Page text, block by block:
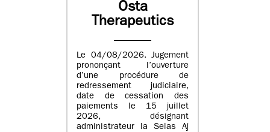
Osta
Therapeutics
Le 04/08/2026. Jugement
prononçant l’ouverture
d’une procédure de
redressement judiciaire,
date de cessation des
paiements le 15 juillet
2026, désignant
administrateur la Selas Aj